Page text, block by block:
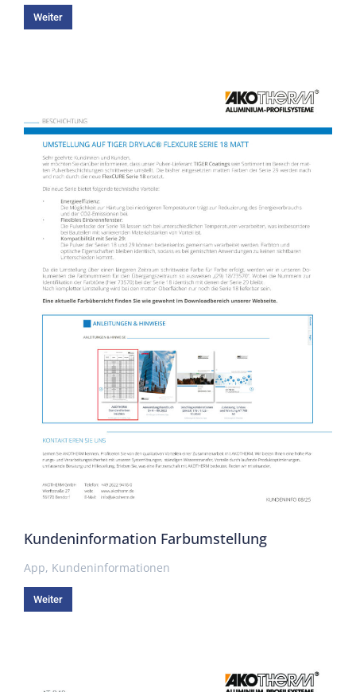
Weiter
Kundeninformation Farbumstellung
App, Kundeninformationen
Weiter